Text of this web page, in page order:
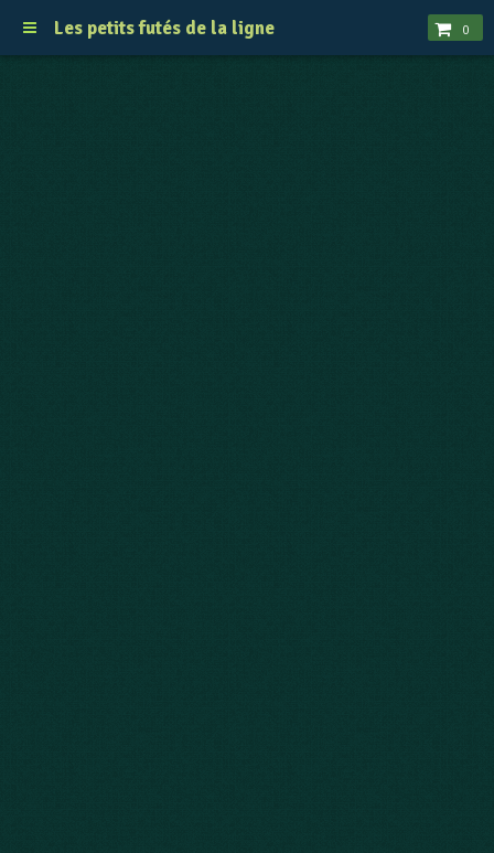
Les petits futés de la ligne 0